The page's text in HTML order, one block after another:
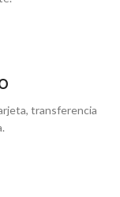
transferencia